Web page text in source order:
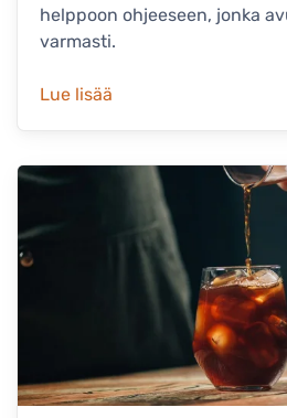
helppoon ohjeeseen, jonka
varmasti.
Lue lisää